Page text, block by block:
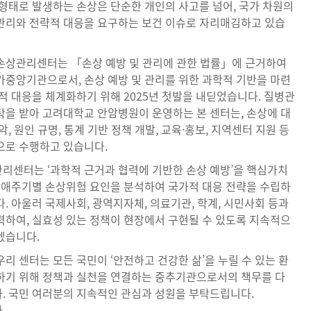
태로 발생하는 손상은 단순한 개인의 사고를 넘어, 국가 차원의
리와 전략적 대응을 요구하는 보건 이슈로 자리매김하고 있습
상관리센터는 「손상 예방 및 관리에 관한 법률」에 근거하여
중앙기관으로서, 손상 예방 및 관리를 위한 과학적 기반을 마련
대응을 체계화하기 위해 2025년 첫발을 내딛었습니다. 질병관
을 받아 고려대학교 안암병원이 운영하는 본 센터는, 손상에 대
, 원인 규명, 통계 기반 정책 개발, 교육·홍보, 지역센터 지원 등
로 수행하고 있습니다.
센터는 ‘과학적 근거과 협력에 기반한 손상 예방’을 핵심가치
주기별 손상위험 요인을 분석하여 국가적 대응 전략을 수립하
. 아울러 국제사회, 광역지자체, 의료기관, 학계, 시민사회 등과
하여, 실효성 있는 정책이 현장에서 구현될 수 있도록 지속적으
습니다.
리 센터는 모든 국민이 ‘안전하고 건강한 삶’을 누릴 수 있는 환
기 위해 정책과 실천을 연결하는 중추기관으로서의 책무를 다
국민 여러분의 지속적인 관심과 성원을 부탁드립니다.